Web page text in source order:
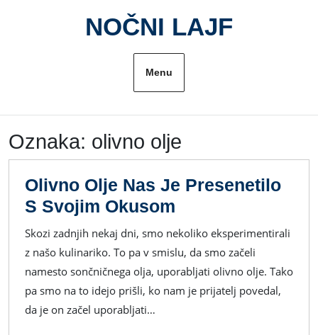
NOČNI LAJF
Menu
Oznaka: olivno olje
Olivno Olje Nas Je Presenetilo
S Svojim Okusom
Olje
Nas
Je
Presenetilo
Skozi zadnjih nekaj dni, smo nekoliko eksperimentirali
z našo kulinariko. To pa v smislu, da smo začeli
namesto sončničnega olja, uporabljati olivno olje. Tako
pa smo na to idejo prišli, ko nam je prijatelj povedal,
da je on začel uporabljati…